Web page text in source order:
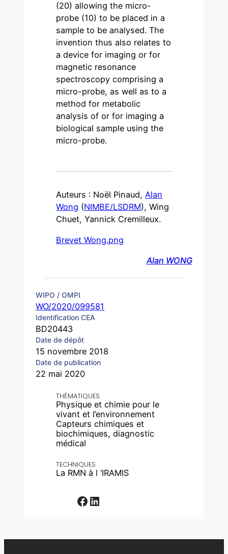
WIPO / OMPI
WO/2020/099581
Identification CEA
BD20443
Date de dépôt
15 novembre 2018
Date de publication
22 mai 2020
THÉMATIQUES
Physique et chimie pour le
vivant et l’environnement
Capteurs chimiques et
biochimiques, diagnostic
médical
TECHNIQUES
La RMN à l ‘IRAMIS
Facebook LinkedIn
(20) allowing the micro-
probe (10) to be placed in a
sample to be analysed. The
invention thus also relates to
a device for imaging or for
magnetic resonance
spectroscopy comprising a
micro-probe, as well as to a
method for metabolic
analysis of or for imaging a
biological sample using the
micro-probe.
Auteurs : Noël Pinaud,Alan
Wong (NIMBE/LSDRM), Wing
Chuet, Yannick Cremilleux.
Brevet Wong.png
Alan WONG